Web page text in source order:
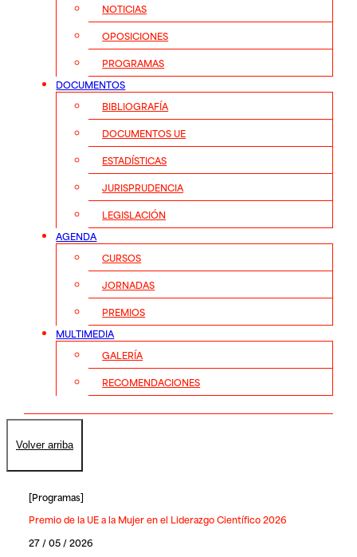
NOTICIAS
OPOSICIONES
PROGRAMAS
DOCUMENTOS
BIBLIOGRAFÍA
DOCUMENTOS UE
ESTADÍSTICAS
JURISPRUDENCIA
LEGISLACIÓN
AGENDA
CURSOS
JORNADAS
PREMIOS
MULTIMEDIA
GALERÍA
RECOMENDACIONES
Volver arriba
[Programas]
Premio de la UE a la Mujer en el Liderazgo Científico 2026
27 / 05 / 2026